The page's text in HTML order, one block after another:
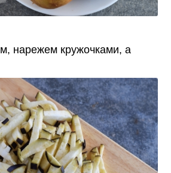
нарежем кружочками, а